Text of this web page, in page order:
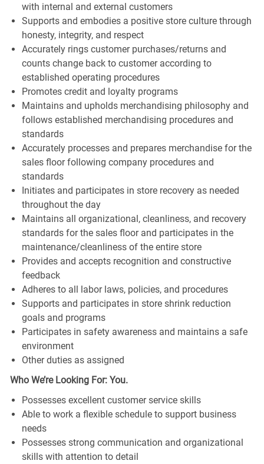
with internal and external customers
Supports and embodies a positive store culture through
honesty, integrity, and respect
Accurately rings customer purchases/returns and
counts change back to customer according to
established operating procedures
Promotes credit and loyalty programs
Maintains and upholds merchandising philosophy and
follows established merchandising procedures and
standards
Accurately processes and prepares merchandise for the
sales floor following company procedures and
standards
Initiates and participates in store recovery as needed
throughout the day
Maintains all organizational, cleanliness, and recovery
standards for the sales floor and participates in the
maintenance/cleanliness of the entire store
Provides and accepts recognition and constructive
feedback
Adheres to all labor laws, policies, and procedures
Supports and participates in store shrink reduction
goals and programs
Participates in safety awareness and maintains a safe
environment
Other duties as assigned
Who We’re Looking For: You.
Possesses excellent customer service skills
Able to work a flexible schedule to support business
needs
Possesses strong communication and organizational
skills with attention to detail